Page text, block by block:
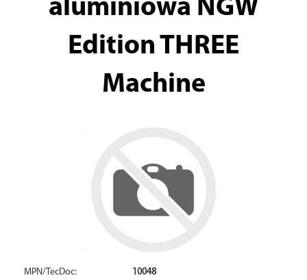
aluminiowa NGW
Edition THREE
Machine
MPN/TecDoc: 10048